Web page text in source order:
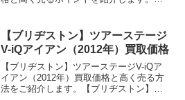
ト）中古価格￥37,000円～￥60,000円
（5...
【ブリヂストン】ツアーステージ
V-iQアイアン（2012年）買取価格
【ブリヂストン】ツアーステージV-iQア
イアン（2012年）買取価格と高く売る方
法をご紹介します。【ブリヂストン】ツ